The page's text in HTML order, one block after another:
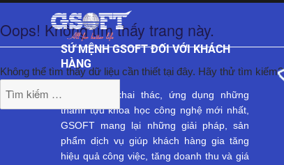
Oops! Không tìm thấy trang này.
Không thể tìm thấy dữ liệu cần thiết tại đây. Hãy thử tìm kiếm?
SỨ MỆNH GSOFT ĐỐI VỚI KHÁCH
HÀNG
Bằng cách khai thác, ứng dụng những
thành tựu khoa học công nghệ mới nhất,
GSOFT mang lại những giải pháp, sản
phẩm dịch vụ giúp khách hàng gia tăng
hiệu quả công việc, tăng doanh thu và giá